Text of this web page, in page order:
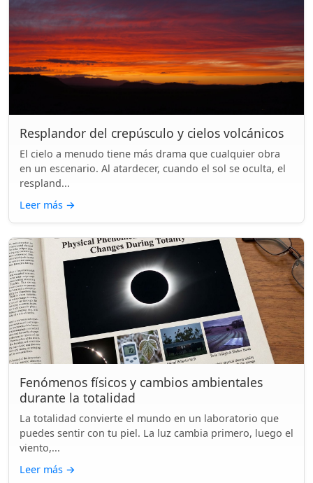
Resplandor del crepúsculo y cielos volcánicos
El cielo a menudo tiene más drama que cualquier obra
en un escenario. Al atardecer, cuando el sol se oculta, el
respland...
Leer más →
Fenómenos físicos y cambios ambientales
durante la totalidad
La totalidad convierte el mundo en un laboratorio que
puedes sentir con tu piel. La luz cambia primero, luego el
viento,...
Leer más →